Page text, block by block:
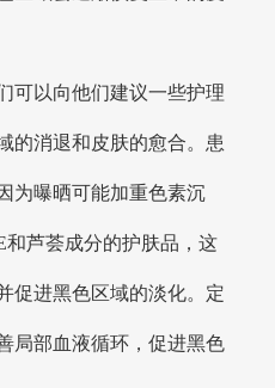
以向他们建议一些护理
的消退和皮肤的愈合。患
为曝晒可能加重色素沉
芦荟成分的护肤品，这
促进黑色区域的淡化。定
局部血液循环，促进黑色